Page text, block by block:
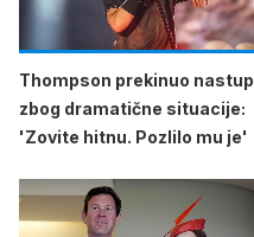
Thompson prekinuo nastup
zbog dramatične situacije:
'Zovite hitnu. Pozlilo mu je'